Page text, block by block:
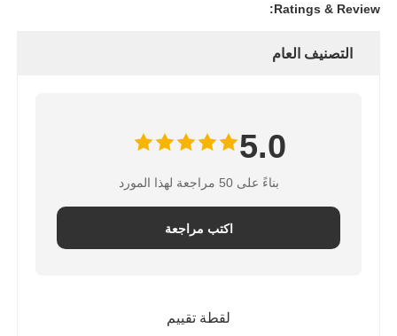
Ratings & Review:
التصنيف العام
5.0
بناءً على 50 مراجعة لهذا المورد
اكتب مراجعة
لقطة تقييم